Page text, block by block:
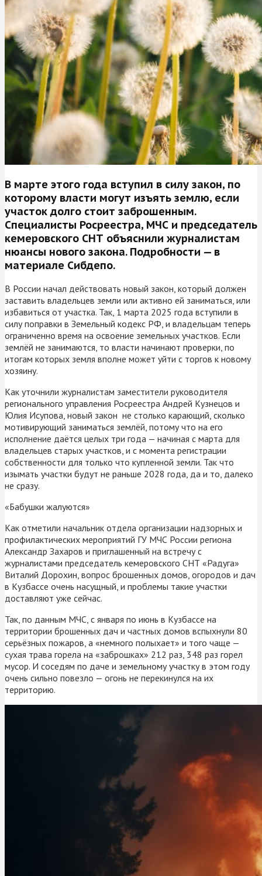
В марте этого года вступил в силу закон, по
которому власти могут изъять землю, если
участок долго стоит заброшенным.
Специалисты Росреестра, МЧС и председатель
кемеровского СНТ объяснили журналистам
нюансы нового закона. Подробности — в
материале Сибдепо.
В России начал действовать новый закон, который должен
заставить владельцев земли или активно ей заниматься, или
избавиться от участка. Так, 1 марта 2025 года вступили в
силу поправки в Земельный кодекс РФ, и владельцам теперь
ограниченно время на освоение земельных участков. Если
землёй не занимаются, то власти начинают проверки, по
итогам которых земля вполне может уйти с торгов к новому
хозяину.
Как уточнили журналистам заместители руководителя
регионального управления Росреестра Андрей Кузнецов и
Юлия Исупова, новый закон не столько карающий, сколько
мотивирующий заниматься землёй, потому что на его
исполнение даётся целых три года — начиная с марта для
владельцев старых участков, и с момента регистрации
собственности для только что купленной земли. Так что
изымать участки будут не раньше 2028 года, да и то, далеко
не сразу.
«Бабушки жалуются»
Как отметили начальник отдела организации надзорных и
профилактических мероприятий ГУ МЧС России региона
Александр Захаров и приглашенный на встречу с
журналистами председатель кемеровского СНТ «Радуга»
Виталий Дорохин, вопрос брошенных домов, огородов и дач
в Кузбассе очень насущный, и проблемы такие участки
доставляют уже сейчас.
Так, по данным МЧС, с января по июнь в Кузбассе на
территории брошенных дач и частных домов вспыхнули 80
серьёзных пожаров, а «немного полыхает» и того чаще —
сухая трава горела на «заброшках» 212 раз, 348 раз горел
мусор. И соседям по даче и земельному участку в этом году
очень сильно повезло — огонь не перекинулся на их
территорию.